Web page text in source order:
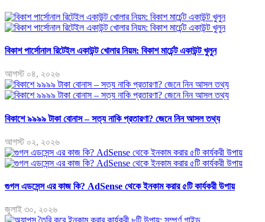
বিকাশ পার্সোনাল রিটেইল একাউন্ট খোলার নিয়ম: বিকাশ মার্চেন্ট একাউন্ট খুলুন
আগস্ট ০৪, ২০২৬
বিকাশে ৯৯৯৯ টাকা বোনাস – সত্য নাকি প্রতারণা? জেনে নিন আসল তথ্য
আগস্ট ০২, ২০২৬
গুগল এডসেন্স এর কাজ কি? AdSense থেকে ইনকাম করার ৫টি কার্যকরী উপায়
জুলাই ৩০, ২০২৬